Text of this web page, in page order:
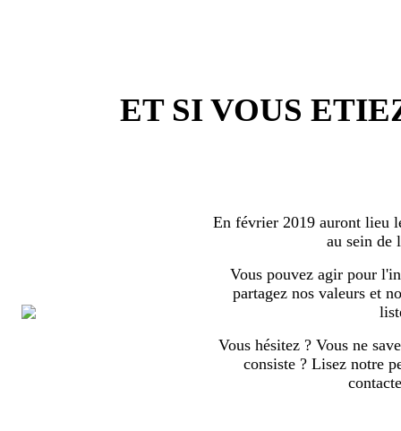
ET SI VOUS
En février 2019 auront lieu
au sein de
Vous pouvez agir pour
partagez nos valeurs et
Vous hésitez ? Vous ne
consiste ? Lisez notre